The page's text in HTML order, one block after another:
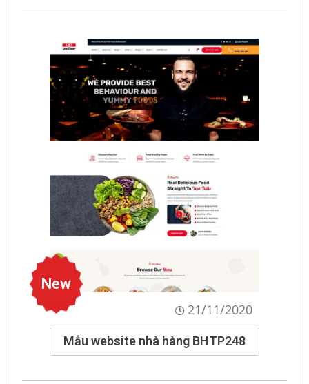
New
21/11/2020
Mẫu website nhà hàng BHTP248